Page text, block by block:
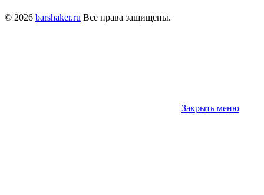
© 2026 barshaker.ru Все права защищены.
Закрыть меню